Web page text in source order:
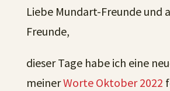
Liebe Mundart-Freunde und
Freunde,
dieser Tage habe ich eine
meinerWorte Oktober 2022